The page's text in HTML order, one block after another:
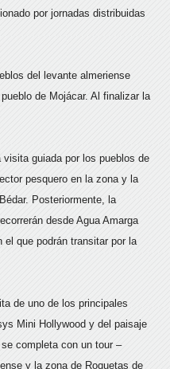
por jornadas distribuidas
del levante almeriense
de Mojácar. Al finalizar la
guiada por los pueblos de
pesquero en la zona y la
Posteriormente, la
desde Agua Amarga
el que podrán transitar por la
de uno de los principales
Mini Hollywood y del paisaje
completa con un tour –
y la zona de Roquetas de